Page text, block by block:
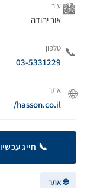
🏙️ עיר
אור יהודה
📞 טלפון
03-5331229
🌐 אתר
hasson.co.il/
📞 חייג עכשיו
🌐 אתר